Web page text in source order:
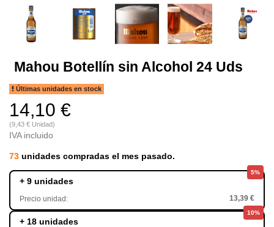
Mahou Botellín sin Alcohol 24 Uds
Últimas unidades en stock
14,10 €
(9,43 € Unidad)
IVA incluido
73 unidades compradas el mes pasado.
5%
+ 9 unidades
Precio unidad: 13,39 €
10%
+ 18 unidades